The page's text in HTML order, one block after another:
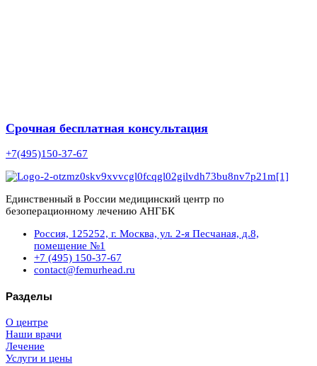
Срочная бесплатная консультация
+7(495)150-37-67
Единственный в России медицинский центр по
безоперационному лечению АНГБК
Россия, 125252, г. Москва, ул. 2-я Песчаная, д.8,
помещение №1
+7 (495) 150-37-67
contact@femurhead.ru
Разделы
О центре
Наши врачи
Лечение
Услуги и цены